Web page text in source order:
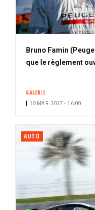
Bruno Famin
que le règlement
GALERIE
10 MAR. 2017 • 16:00
AUTO